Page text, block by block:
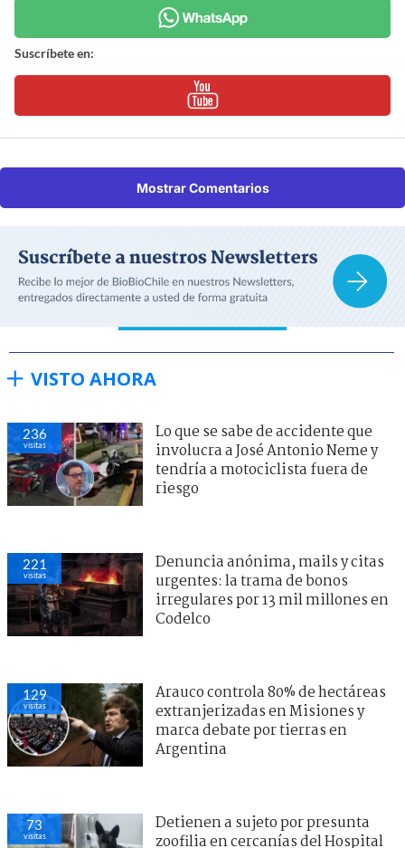
Suscríbete en:
Mostrar Comentarios
VISTO AHORA
236
visitas
Lo que se sabe de accidente que
involucra a José Antonio Neme y
tendría a motociclista fuera de
riesgo
221
visitas
Denuncia anónima, mails y citas
urgentes: la trama de bonos
irregulares por 13 mil millones en
Codelco
129
visitas
Arauco controla 80% de hectáreas
extranjerizadas en Misiones y
marca debate por tierras en
Argentina
73
visitas
Detienen a sujeto por presunta
zoofilia en cercanías del Hospital